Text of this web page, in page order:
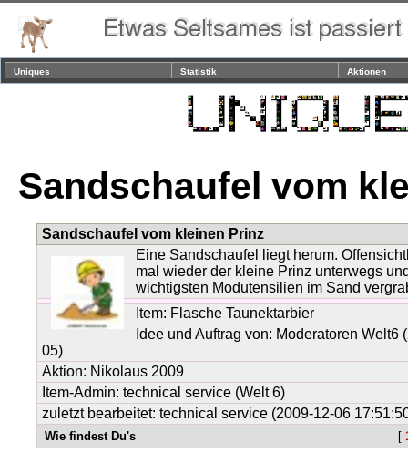
Uniques Statistik Aktionen
Sandschaufel vom
Sandschaufel vom kleinen Prinz
Eine Sandschaufel liegt herum.
mal wieder der kleine Prinz unterwegs
wichtigsten Modutensilien im Sand
Item: Flasche Taunektarbier
Idee und Auftrag von: Moderatoren Welt6
05)
Aktion: Nikolaus 2009
Item-Admin: technical service (Welt 6)
zuletzt bearbeitet: technical service (2009-12-06
Wie findest Du's [